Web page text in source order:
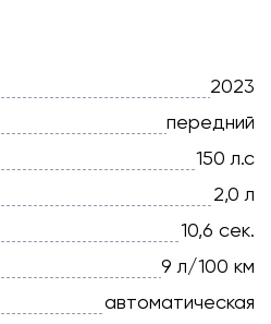
2023
передний
150 л.с
2,0 л
10,6 сек.
9 л/100 км
автоматическая